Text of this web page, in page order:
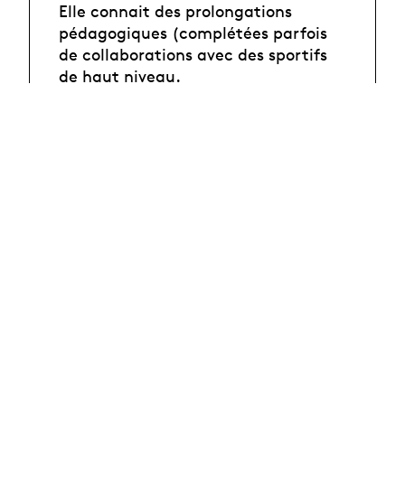
Elle connait des prolongations
pédagogiques (complétées parfois
de collaborations avec des sportifs
de haut niveau.